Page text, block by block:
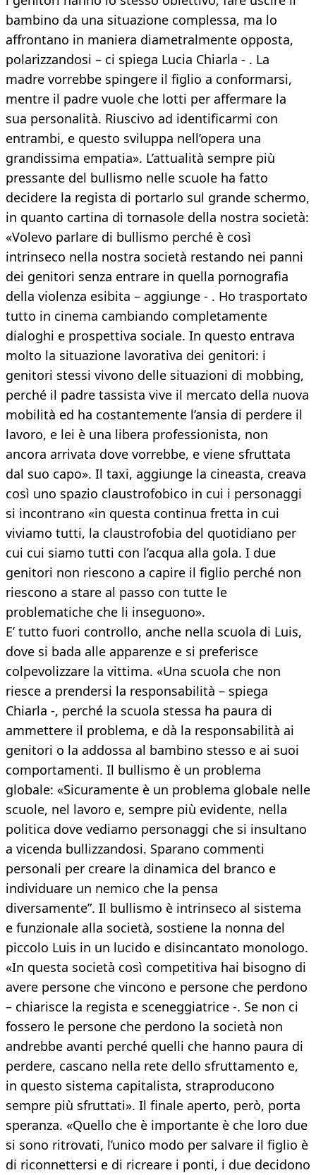
bambino da una situazione complessa, ma lo
affrontano in maniera diametralmente opposta,
polarizzandosi – ci spiega Lucia Chiarla - . La
madre vorrebbe spingere il figlio a conformarsi,
mentre il padre vuole che lotti per affermare la
sua personalità. Riuscivo ad identificarmi con
entrambi, e questo sviluppa nell’opera una
grandissima empatia». L’attualità sempre più
pressante del bullismo nelle scuole ha fatto
decidere la regista di portarlo sul grande schermo,
in quanto cartina di tornasole della nostra società:
«Volevo parlare di bullismo perché è così
intrinseco nella nostra società restando nei panni
dei genitori senza entrare in quella pornografia
della violenza esibita – aggiunge - . Ho trasportato
tutto in cinema cambiando completamente
dialoghi e prospettiva sociale. In questo entrava
molto la situazione lavorativa dei genitori: i
genitori stessi vivono delle situazioni di mobbing,
perché il padre tassista vive il mercato della nuova
mobilità ed ha costantemente l’ansia di perdere il
lavoro, e lei è una libera professionista, non
ancora arrivata dove vorrebbe, e viene sfruttata
dal suo capo». Il taxi, aggiunge la cineasta, creava
così uno spazio claustrofobico in cui i personaggi
si incontrano «in questa continua fretta in cui
viviamo tutti, la claustrofobia del quotidiano per
cui cui siamo tutti con l’acqua alla gola. I due
genitori non riescono a capire il figlio perché non
riescono a stare al passo con tutte le
problematiche che li inseguono».
E’ tutto fuori controllo, anche nella scuola di Luis,
dove si bada alle apparenze e si preferisce
colpevolizzare la vittima. «Una scuola che non
riesce a prendersi la responsabilità – spiega
Chiarla -, perché la scuola stessa ha paura di
ammettere il problema, e dà la responsabilità ai
genitori o la addossa al bambino stesso e ai suoi
comportamenti. Il bullismo è un problema
globale: «Sicuramente è un problema globale nelle
scuole, nel lavoro e, sempre più evidente, nella
politica dove vediamo personaggi che si insultano
a vicenda bullizzandosi. Sparano commenti
personali per creare la dinamica del branco e
individuare un nemico che la pensa
diversamente”. Il bullismo è intrinseco al sistema
e funzionale alla società, sostiene la nonna del
piccolo Luis in un lucido e disincantato monologo.
«In questa società così competitiva hai bisogno di
avere persone che vincono e persone che perdono
– chiarisce la regista e sceneggiatrice -. Se non ci
fossero le persone che perdono la società non
andrebbe avanti perché quelli che hanno paura di
perdere, cascano nella rete dello sfruttamento e,
in questo sistema capitalista, straproducono
sempre più sfruttati». Il finale aperto, però, porta
speranza. «Quello che è importante è che loro due
si sono ritrovati, l’unico modo per salvare il figlio è
di riconnettersi e di ricreare i ponti, i due decidono